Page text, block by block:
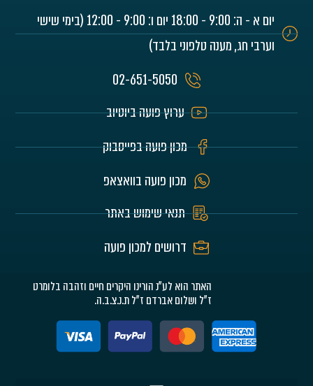
יום א - ה: 9:00 - 18:00 יום ו: 9:00 - 12:00 (בימי שישי
חג, מענה טלפוני בלבד)
02-651-5050
ערוץ פועה ביוטיוב
מכון פועה בפייסבוק
מכון פועה בוואצאפ
תנאי שימוש באתר
דרושים למכון פועה
האתר הוא לע"נ הורינו היקרים חיים וזהבה בלומרט
ז"ל ושלום אברדם ז"ל ת.נ.צ.ב.ה.